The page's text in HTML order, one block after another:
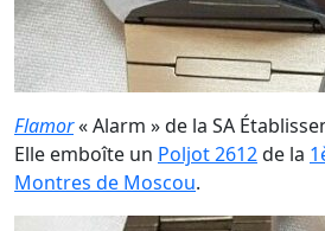
Flamor« Alarm » de la SA
Elle emboîte un Poljot 2612de la
Montres de Moscou.